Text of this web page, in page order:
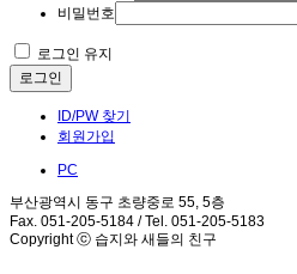
비밀번호
로그인 유지
로그인
ID/PW 찾기
회원가입
PC
부산광역시 동구 초량중로 55, 5층
Fax. 051-205-5184 / Tel. 051-205-5183
Copyright ⓒ 습지와 새들의 친구